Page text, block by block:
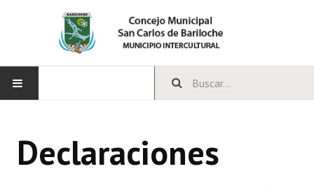
CONCEJO
Declaraciones